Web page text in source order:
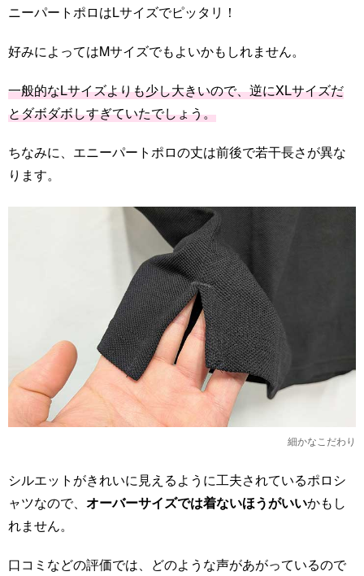
ニーパートポロはLサイズでピッタリ！
好みによってはMサイズでもよいかもしれません。
一般的なLサイズよりも少し大きいので、逆にXLサイズだ
とダボダボしすぎていたでしょう。
ちなみに、エニーパートポロの丈は前後で若干長さが異な
ります。
細かなこだわり
シルエットがきれいに見えるように工夫されているポロシ
ャツなので、 オーバーサイズでは着ないほうがいいかもし
れません。
口コミなどの評価では、どのような声があがっているので